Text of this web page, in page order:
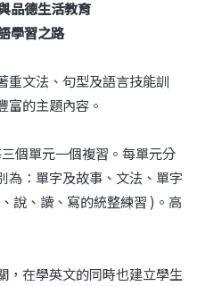
品德生活教育
學習之路
文法、句型及語言技能訓
富的主題內容。
個單元一個複習。每單元分
為：單字及故事、文法、單字
說、讀、寫的統整練習 )。高
在學英文的同時也建立學生